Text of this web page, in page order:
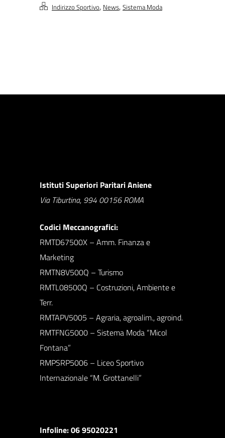
Indirizzo Sportivo, News, Sistema Moda
Istituti Superiori Paritari Aniene
Via Tiburtina, 994 00156 ROMA
Codici Meccanografici:
RMTD67500X – Amm. Finanza e
Marketing
RMTN8V500Q – Turismo
RMTL08500Q – Costruzioni, Ambiente e
Terr.
RMTAPV5005 – Agraria, agroalim., agroind.
RMTFNG5000 – Sistema Moda “Micol
Fontana”
RMPSRP5006 – Liceo Sportivo
Internazionale “M. Grottanelli”
Infoline: 06 95020221